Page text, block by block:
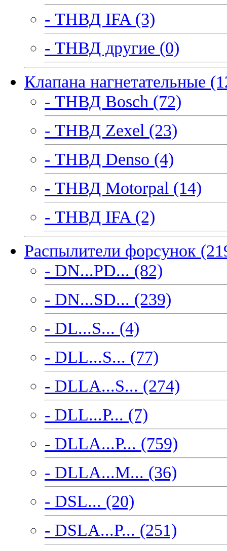
- ТНВД IFA (3)
- ТНВД другие (0)
Клапана нагнетательные
- ТНВД Bosch (72)
- ТНВД Zexel (23)
- ТНВД Denso (4)
- ТНВД Motorpal (14)
- ТНВД IFA (2)
Распылители форсунок
- DN...PD... (82)
- DN...SD... (239)
- DL...S... (4)
- DLL...S... (77)
- DLLA...S... (274)
- DLL...P... (7)
- DLLA...P... (759)
- DLLA...M... (36)
- DSL... (20)
- DSLA...P... (251)